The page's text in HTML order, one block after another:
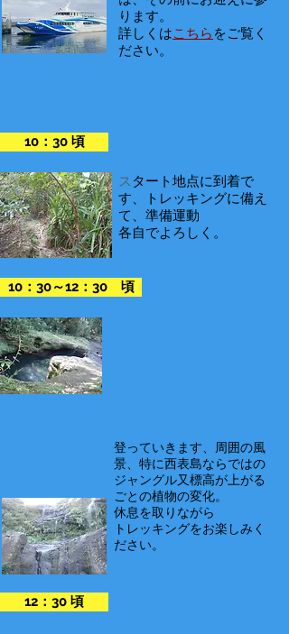
ります。
詳しくはこちら をご覧く
ださい。
10：30 頃
ス タート地点に到着で
す、トレッキングに備え
て、準備運動
​各自でよろしく。
10：30～12：30 頃
登っていきます、周囲の風
景、特に西表島ならではの
ジャングル又標高が上がる
ごとの植物の変化。
休息を取りながら
​トレッキングをお楽しみく
ださい。
12：30 頃